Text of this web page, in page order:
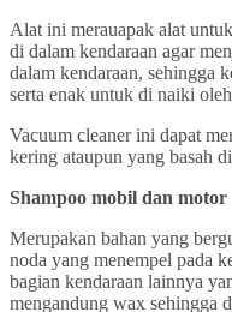
Alat ini merauapak alat
di dalam kendaraan agar
dalam kendaraan, sehingga
serta enak untuk di naiki
Vacuum cleaner ini dapat
kering ataupun yang basah
Shampoo mobil dan motor
Merupakan bahan yang
noda yang menempel pada
bagian kendaraan lainnya
mengandung wax sehingga